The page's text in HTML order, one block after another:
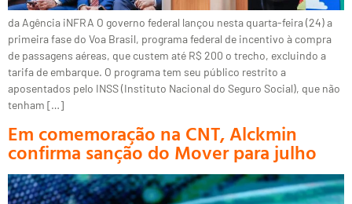
da Agência iNFRA O governo federal lançou nesta quarta-feira (24) a
primeira fase do Voa Brasil, programa federal de incentivo à compra
de passagens aéreas, que custem até R$ 200 o trecho, excluindo a
tarifa de embarque. O programa tem seu público restrito a
aposentados pelo INSS (Instituto Nacional do Seguro Social), que não
tenham […]
Em comemoração na CNT, Alckmin
confirma sanção do Mover para julho